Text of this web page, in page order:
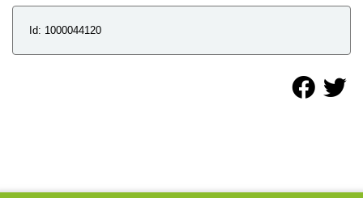
Id: 1000044120